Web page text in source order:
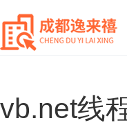
vb.net线